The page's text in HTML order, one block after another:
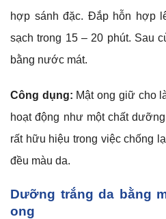
hợp sánh đặc. Đắp hỗn hợp
sạch trong 15 – 20 phút. Sau
bằng nước mát.
Công dụng: Mật ong giữ cho
hoạt động như một chất
rất hữu hiệu trong việc chống
đều màu da.
Dưỡng trắng da bằng
ong